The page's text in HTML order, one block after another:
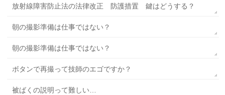
放射線障害防止法の法律改正 防護措置 鍵はどうする？
朝の撮影準備は仕事ではない？
朝の撮影準備は仕事ではない？
ボタンで再撮って技師のエゴですか？
被ばくの説明って難しい…